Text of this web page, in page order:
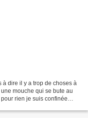
à dire il y a trop de choses à
mouche qui se bute au
rien je suis confinée